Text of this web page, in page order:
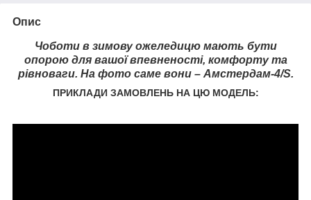
Опис
Чоботи в зимову ожеледицю мають бути
опорою для вашої впевненості, комфорту та
рівноваги. На фото саме вони – Амстердам-4/S.
ПРИКЛАДИ ЗАМОВЛЕНЬ НА ЦЮ МОДЕЛЬ: